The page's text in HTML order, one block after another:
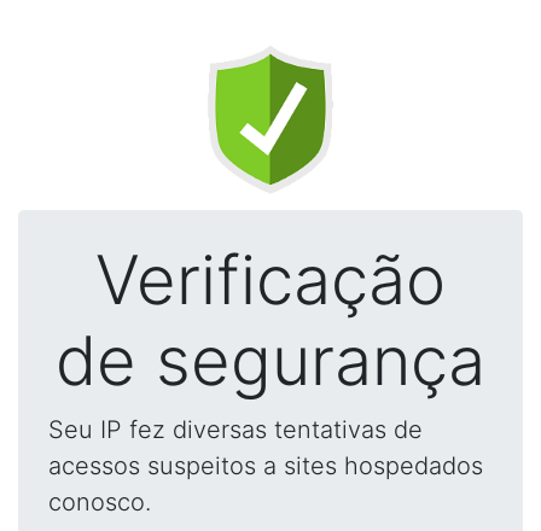
Verificação
de segurança
Seu IP fez diversas tentativas de
acessos suspeitos a sites hospedados
conosco.